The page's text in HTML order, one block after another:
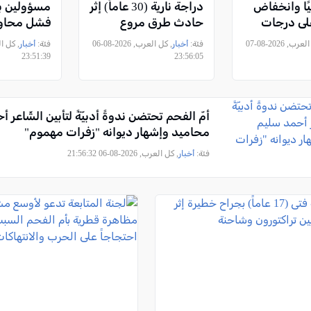
وانخفاض
درجات
, كل العرب, 2026-08-07
دراجة نارية (30 عاماً) إثر
حادث طرق مروع
فئة: أخبار
, كل العرب, 2026-08-06
23:56:05
مسؤولين
فشل
النظام في
فئة:أخبار
23:51:39
أمّ الفحم تحتضن ندوةً أدبيّةً لتأبين الشّاعر
محاميد وإشهار ديوانه "زفرات مهموم"
فئة: أخبار , كل العرب, 2026-08-06 21:56:32